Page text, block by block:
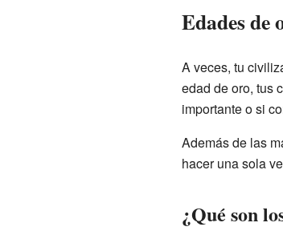
Edades de
A veces, tu
edad de oro, tus
importante o si
Además de las
hacer una sola
¿Qué son